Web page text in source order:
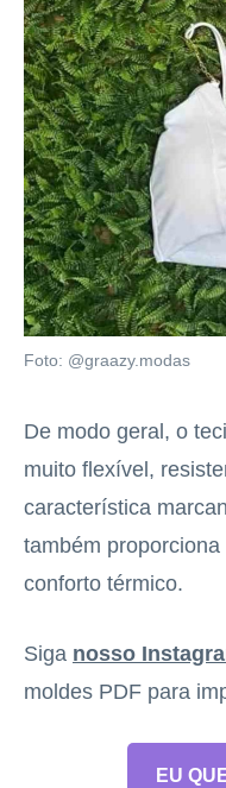
Foto: @graazy.modas
De modo geral, o
muito flexível,
característica
também
conforto térmico.
Siga nosso
moldes PDF para
EU